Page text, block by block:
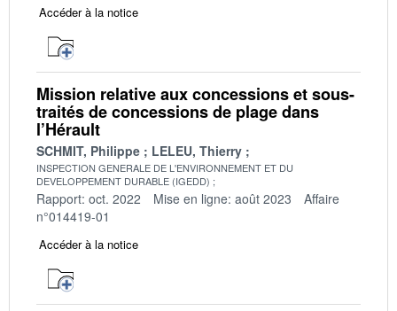
Accéder à la notice
Mission relative aux concessions et sous-
traités de concessions de plage dans
l’Hérault
SCHMIT, Philippe LELEU, Thierry
INSPECTION GENERALE DE L'ENVIRONNEMENT ET DU
DEVELOPPEMENT DURABLE (IGEDD)
Rapport: oct. 2022 Mise en ligne: août 2023
Affaire
n°014419-01
Accéder à la notice